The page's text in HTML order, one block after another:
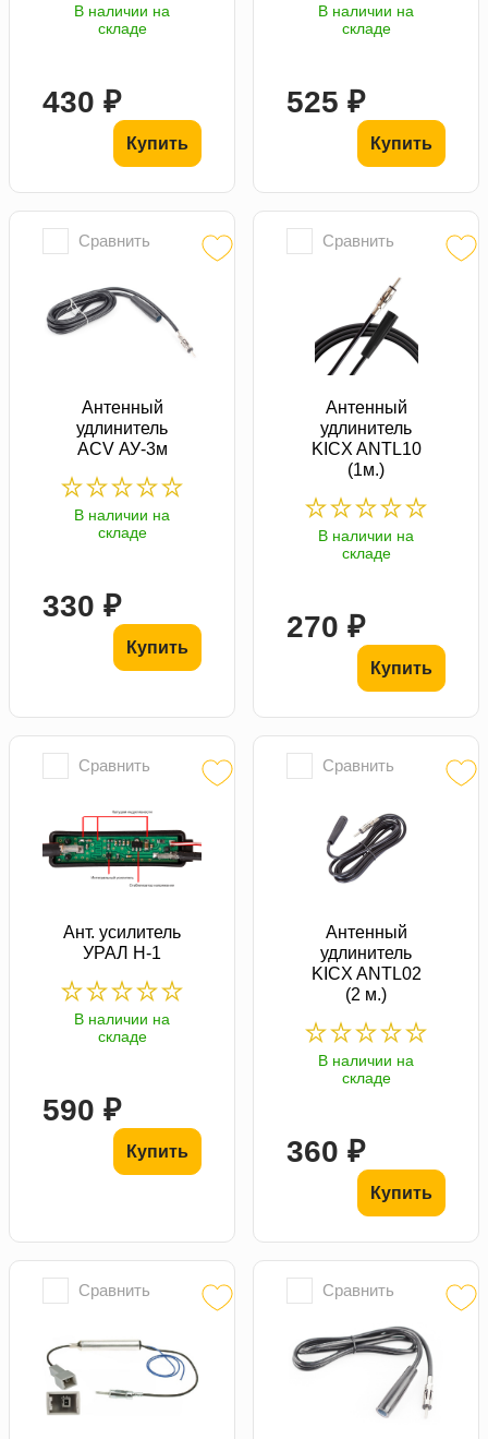
В наличии на
складе
430 ₽
Купить
В наличии на
складе
525 ₽
Купить
Сравнить
Антенный
удлинитель
ACV АУ-3м
В наличии на
складе
330 ₽
Купить
Сравнить
Антенный
удлинитель
KICX ANTL10
(1м.)
В наличии на
складе
270 ₽
Купить
Сравнить
Ант. усилитель
УРАЛ Н-1
В наличии на
складе
590 ₽
Купить
Сравнить
Антенный
удлинитель
KICX ANTL02
(2 м.)
В наличии на
складе
360 ₽
Купить
Сравнить Сравнить